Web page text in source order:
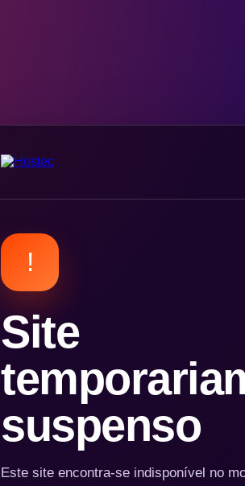
!
Site
suspenso
Este site encontra-se indisponível no